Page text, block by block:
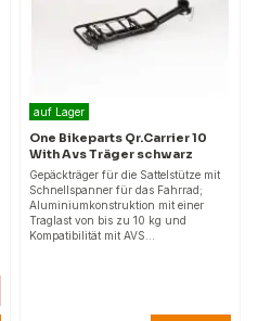
auf Lager
One Bikeparts Qr.Carrier 10
With Avs Träger schwarz
Gepäckträger für die Sattelstütze mit
Schnellspanner für das Fahrrad;
Aluminiumkonstruktion mit einer
Traglast von bis zu 10 kg und
Kompatibilität mit AVS…